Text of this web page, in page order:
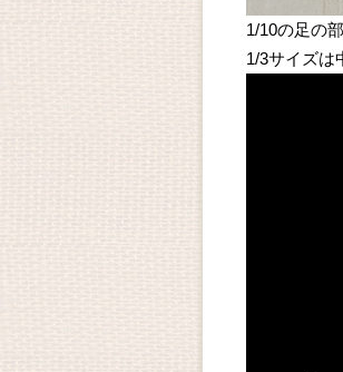
1/10の足の
1/3サイズは